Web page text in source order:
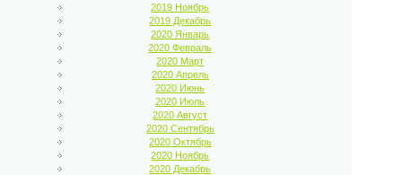
2019 Ноябрь
2019 Декабрь
2020 Январь
2020 Февраль
2020 Март
2020 Апрель
2020 Июнь
2020 Июль
2020 Август
2020 Сентябрь
2020 Октябрь
2020 Ноябрь
2020 Декабрь